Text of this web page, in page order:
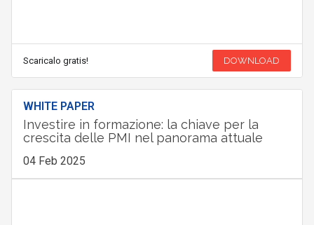
Scaricalo gratis! DOWNLOAD
WHITE PAPER
Investire in formazione: la chiave per la
crescita delle PMI nel panorama attuale
04 Feb 2025